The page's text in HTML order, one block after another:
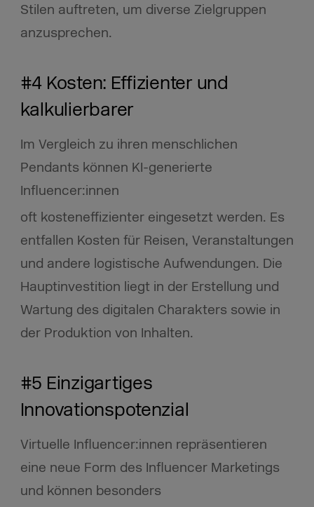
Stilen auftreten, um diverse Zielgruppen
anzusprechen.
#4 Kosten: Effizienter und
kalkulierbarer
Im Vergleich zu ihren menschlichen
Pendants können KI-generierte
Influencer:innen
oft kosteneffizienter eingesetzt werden. Es
entfallen Kosten für Reisen, Veranstaltungen
und andere logistische Aufwendungen. Die
Hauptinvestition liegt in der Erstellung und
Wartung des digitalen Charakters sowie in
der Produktion von Inhalten.
#5 Einzigartiges
Innovationspotenzial
Virtuelle Influencer:innen repräsentieren
eine neue Form des Influencer Marketings
und können besonders